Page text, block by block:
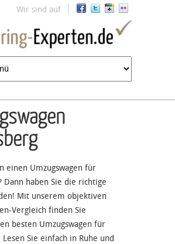
Jump to navigation
Wir sind auf
einen Umzugswagen für
Dann haben Sie die richtige
Mit unserem objektiven
Vergleich finden Sie
besten Umzugswagen für
Lesen Sie einfach in Ruhe und